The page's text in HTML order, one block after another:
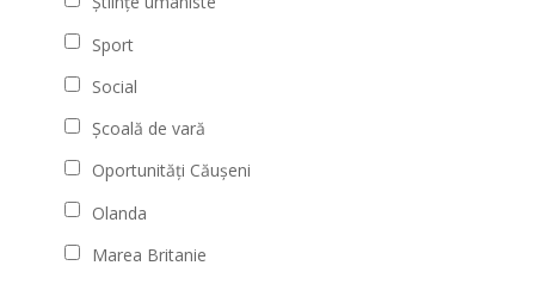
Sport
Social
Școală de vară
Oportunități Căușeni
Olanda
Marea Britanie